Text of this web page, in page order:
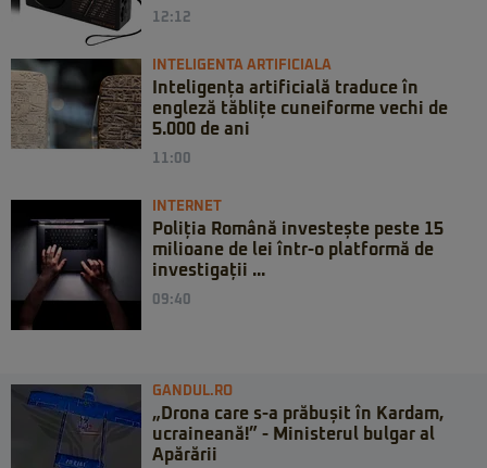
12:12
INTELIGENTA ARTIFICIALA
Inteligența artificială traduce în
engleză tăblițe cuneiforme vechi de
5.000 de ani
11:00
INTERNET
Poliția Română investește peste 15
milioane de lei într-o platformă de
investigații ...
09:40
GANDUL.RO
„Drona care s-a prăbușit în Kardam,
ucraineană!” - Ministerul bulgar al
Apărării